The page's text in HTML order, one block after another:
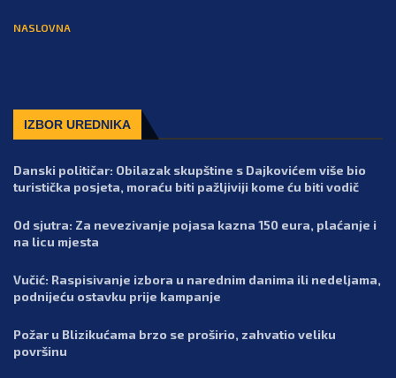
NASLOVNA
IZBOR UREDNIKA
Danski političar: Obilazak skupštine s Dajkovićem više bio
turistička posjeta, moraću biti pažljiviji kome ću biti vodič
Od sjutra: Za nevezivanje pojasa kazna 150 eura, plaćanje i
na licu mjesta
Vučić: Raspisivanje izbora u narednim danima ili nedeljama,
podnijeću ostavku prije kampanje
Požar u Blizikućama brzo se proširio, zahvatio veliku
površinu